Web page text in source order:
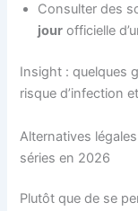
Consulter des
jour officielle
Insight : quelques
risque d’infection
Alternatives
séries en 2026
Plutôt que de se